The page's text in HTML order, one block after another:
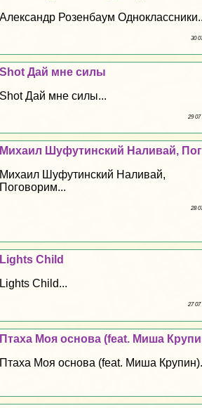
Александр Розенбаум
30
Shot Дай мне силы
Shot Дай мне силы...
29 07
Михаил Шуфутинский Наливай,
Михаил Шуфутинский Наливай,
Поговорим...
28
Lights Child
Lights Child...
27 07
Птаха Моя основа (feat. Миша
Птаха Моя основа (feat. Миша